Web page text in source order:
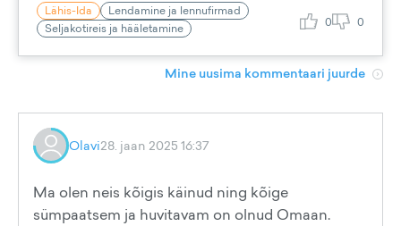
Lähis-Ida
Lendamine ja lennufirmad
Seljakotireis ja hääletamine
0 0
Mine uusima kommentaari juurde
Olavi28. jaan 2025 16:37
Ma olen neis kõigis käinud ning kõige
sümpaatsem ja huvitavam on olnud Omaan.